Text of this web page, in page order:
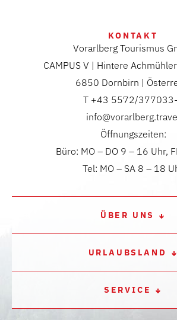
KONTAKT
Vorarlberg Tourismus
CAMPUS V | Hintere
6850 Dornbirn |
T +43 5572/
Öffnungszeiten:
Büro: MO – DO 9 – 16 Uhr,
Tel: MO – SA 8 – 18
ÜBER UNS
URLAUBSLAND
SERVICE